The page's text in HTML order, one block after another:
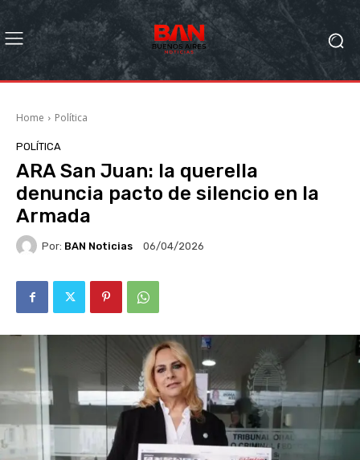
Home Política
POLÍTICA
ARA San Juan: la querella
denuncia pacto de silencio en la
Armada
Por: BAN Noticias 06/04/2026